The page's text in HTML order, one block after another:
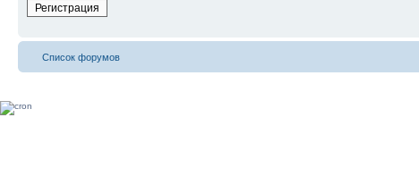
Регистрация
Список форумов